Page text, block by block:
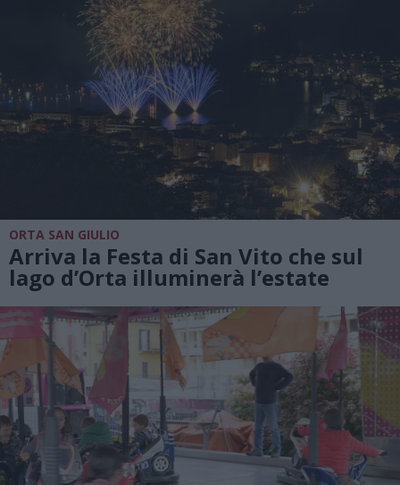
ORTA SAN GIULIO
Arriva la Festa di San Vito che sul
lago d’Orta illuminerà l’estate